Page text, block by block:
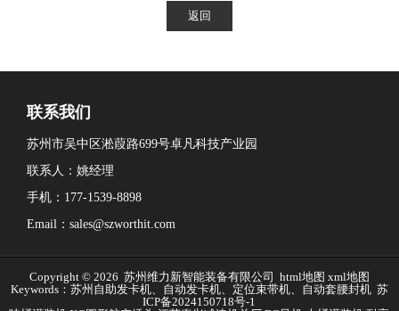
联系我们
苏州市吴中区淞葭路699号卓凡科技产业园
联系人：姚经理
手机：177-1539-8898
Email：sales@szworthit.com
Copyright © 2026 苏州维力新智能装备有限公司 html地图 xml地图
Keywords：苏州自助发卡机、自动发卡机、定位束带机、自动套腰封机 苏
ICP备2024150718号-1